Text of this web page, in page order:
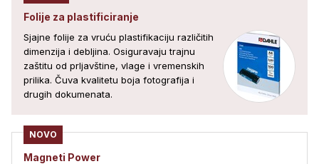
Folije za plastificiranje
Sjajne folije za vruću plastifikaciju različitih
dimenzija i debljina. Osiguravaju trajnu
zaštitu od prljavštine, vlage i vremenskih
prilika. Čuva kvalitetu boja fotografija i
drugih dokumenata.
NOVO
Magneti Power